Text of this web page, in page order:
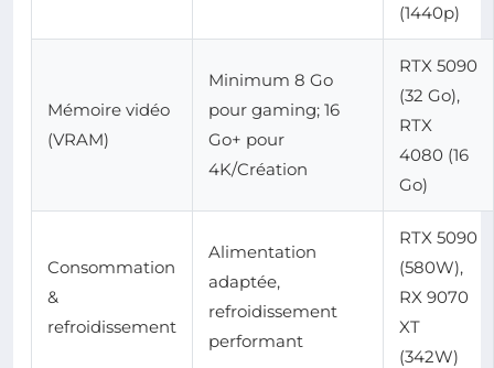
(1440p)
Mémoire vidéo
(VRAM)
Minimum 8 Go
pour gaming; 16
Go+ pour
4K/Création
RTX 5090
(32 Go),
RTX
4080 (16
Go)
Consommation
&
refroidissement
Alimentation
adaptée,
refroidissement
performant
RTX 5090
(580W),
RX 9070
XT
(342W)